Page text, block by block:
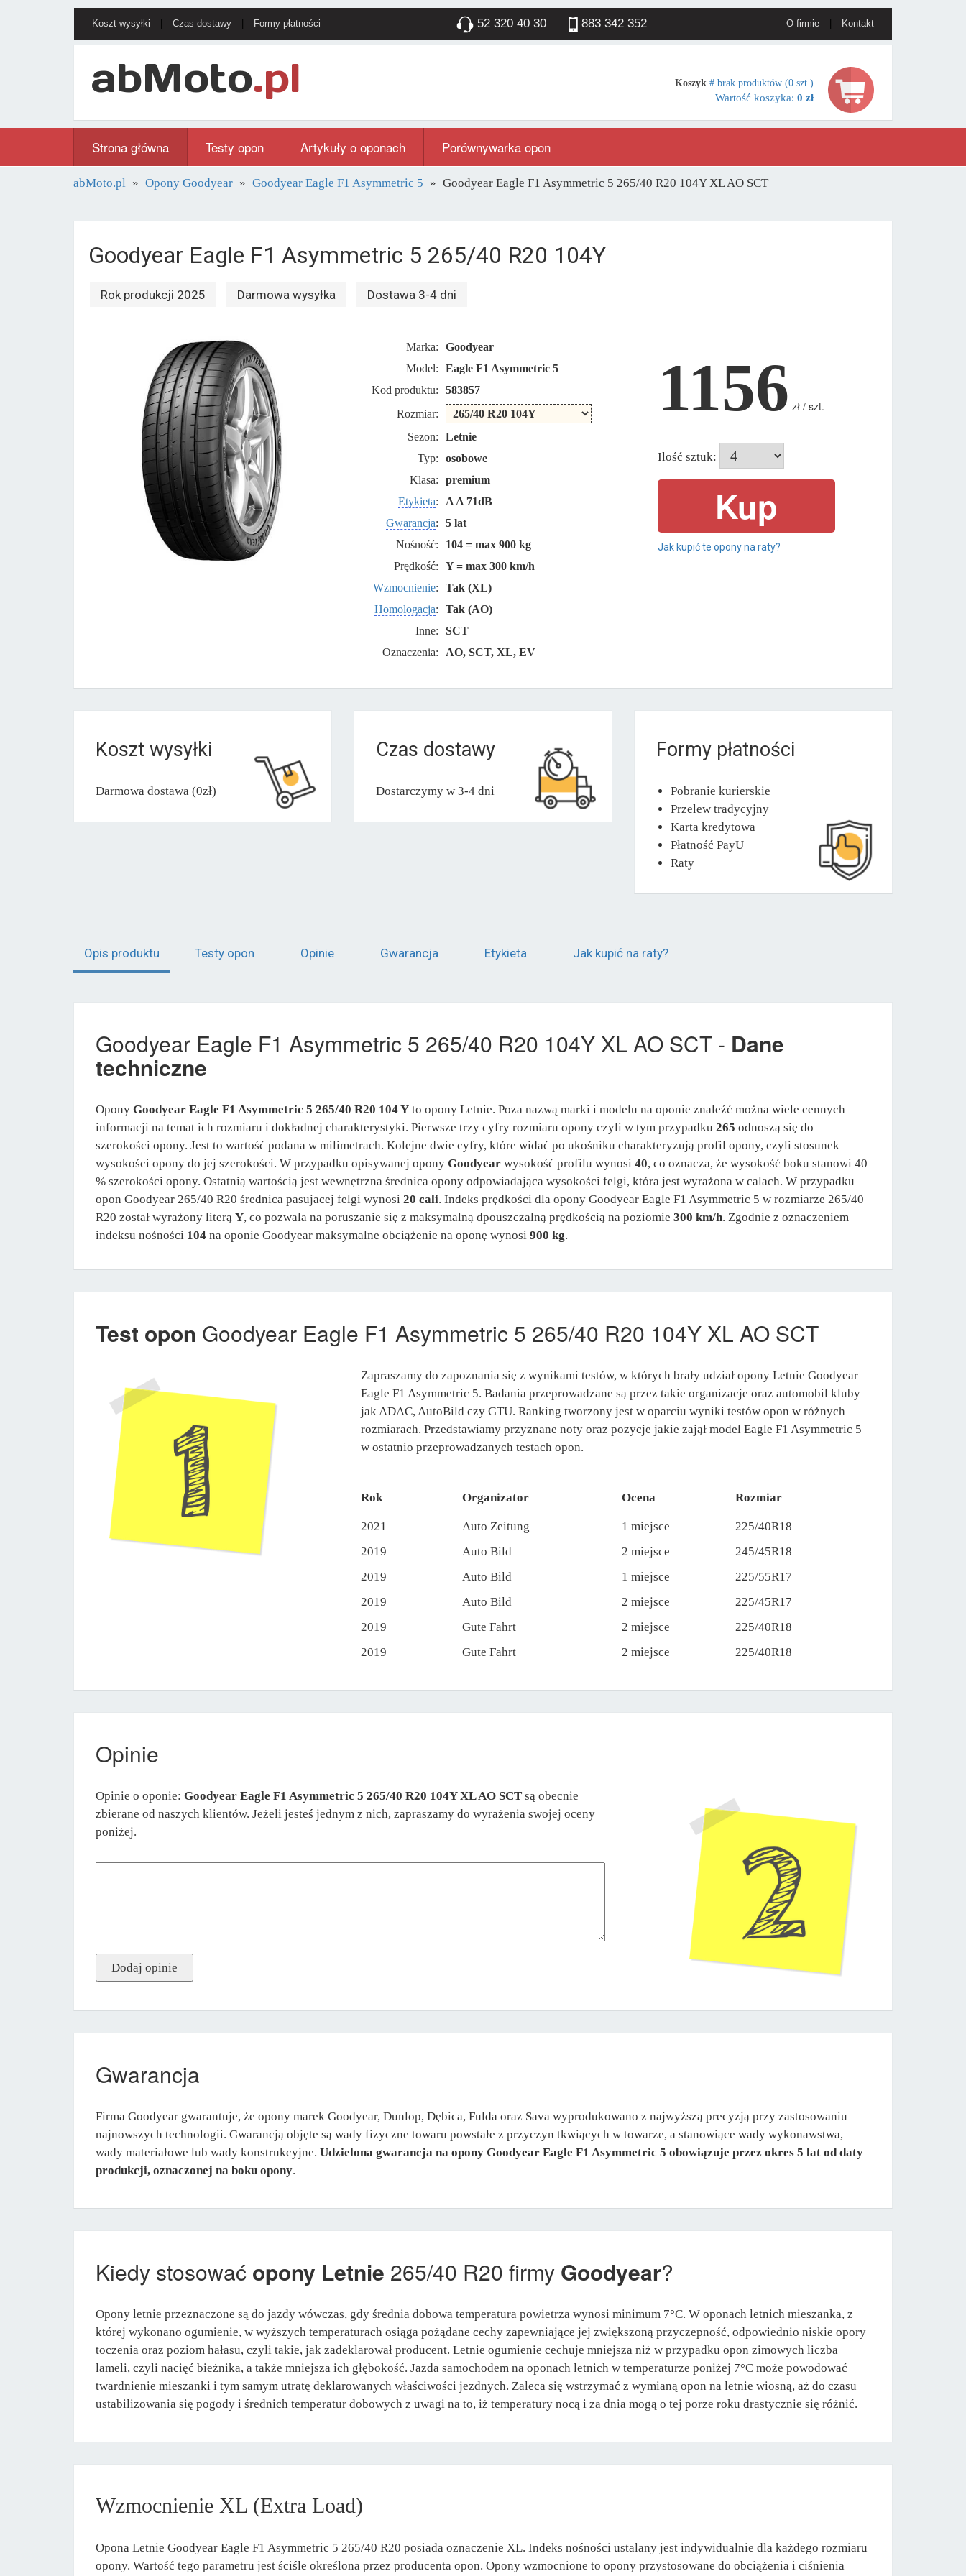
Koszt wysyłki Czas dostawy Formy płatności 52 320 40 30 883 342 352 O firmie Kontakt
Koszyk # brak produktów (0 szt.)
Wartość koszyka: 0 zł
Strona główna Testy opon Artykuły o oponach Porównywarka opon
abMoto.pl Opony Goodyear Goodyear Eagle F1 Asymmetric 5 Goodyear Eagle F1 Asymmetric 5 265/40 R20 104Y XL AO SCT
Goodyear Eagle F1 Asymmetric 5 265/40 R20 104Y
Rok produkcji 2025 Darmowa wysyłka Dostawa 3-4 dni
Marka:
Goodyear
Model:
Eagle F1 Asymmetric 5
Kod produktu:
583857
Rozmiar:
Sezon:
Letnie
Typ:
osobowe
Klasa:
premium
Etykieta:
A A 71dB
Gwarancja:
5 lat
Nośność:
104 = max 900 kg
Prędkość:
Y = max 300 km/h
Wzmocnienie:
Tak (XL)
Homologacja:
Tak (AO)
Inne:
SCT
Oznaczenia:
AO, SCT, XL, EV
1156 zł / szt.
Ilość sztuk:
Jak kupić te opony na raty?
Koszt wysyłki
Darmowa dostawa (0zł)
Czas dostawy
Dostarczymy w 3-4 dni
Formy płatności
Pobranie kurierskie
Przelew tradycyjny
Karta kredytowa
Płatność PayU
Raty
Opis produktu Testy opon Opinie Gwarancja Etykieta Jak kupić na raty?
Goodyear Eagle F1 Asymmetric 5 265/40 R20 104Y XL AO SCT - Dane
techniczne
Opony Goodyear Eagle F1 Asymmetric 5 265/40 R20 104 Y to opony Letnie. Poza nazwą marki i modelu na oponie znaleźć można wiele cennych
informacji na temat ich rozmiaru i dokładnej charakterystyki. Pierwsze trzy cyfry rozmiaru opony czyli w tym przypadku 265 odnoszą się do
szerokości opony. Jest to wartość podana w milimetrach. Kolejne dwie cyfry, które widać po ukośniku charakteryzują profil opony, czyli stosunek
wysokości opony do jej szerokości. W przypadku opisywanej opony Goodyear wysokość profilu wynosi 40, co oznacza, że wysokość boku stanowi 40
% szerokości opony. Ostatnią wartością jest wewnętrzna średnica opony odpowiadająca wysokości felgi, która jest wyrażona w calach. W przypadku
opon Goodyear 265/40 R20 średnica pasujacej felgi wynosi 20 cali. Indeks prędkości dla opony Goodyear Eagle F1 Asymmetric 5 w rozmiarze 265/40
R20 został wyrażony literą Y, co pozwala na poruszanie się z maksymalną dpouszczalną prędkością na poziomie 300 km/h. Zgodnie z oznaczeniem
indeksu nośności 104 na oponie Goodyear maksymalne obciążenie na oponę wynosi 900 kg.
Test opon Goodyear Eagle F1 Asymmetric 5 265/40 R20 104Y XL AO SCT
Zapraszamy do zapoznania się z wynikami testów, w których brały udział opony Letnie Goodyear
Eagle F1 Asymmetric 5. Badania przeprowadzane są przez takie organizacje oraz automobil kluby
jak ADAC, AutoBild czy GTU. Ranking tworzony jest w oparciu wyniki testów opon w różnych
rozmiarach. Przedstawiamy przyznane noty oraz pozycje jakie zajął model Eagle F1 Asymmetric 5
w ostatnio przeprowadzanych testach opon.
Rok Organizator Ocena Rozmiar
2021 Auto Zeitung 1 miejsce
225/40R18
2019
Auto Bild 2 miejsce
245/45R18
2019
Auto Bild 1 miejsce
225/55R17
2019
Auto Bild 2 miejsce
225/45R17
2019
Gute Fahrt 2 miejsce
225/40R18
2019
Gute Fahrt 2 miejsce 225/40R18
Opinie
Opinie o oponie: Goodyear Eagle F1 Asymmetric 5 265/40 R20 104Y XL AO SCT są obecnie
zbierane od naszych klientów. Jeżeli jesteś jednym z nich, zapraszamy do wyrażenia swojej oceny
poniżej.
Gwarancja
Firma Goodyear gwarantuje, że opony marek Goodyear, Dunlop, Dębica, Fulda oraz Sava wyprodukowano z najwyższą precyzją przy zastosowaniu
najnowszych technologii. Gwarancją objęte są wady fizyczne towaru powstałe z przyczyn tkwiących w towarze, a stanowiące wady wykonawstwa,
wady materiałowe lub wady konstrukcyjne. Udzielona gwarancja na opony Goodyear Eagle F1 Asymmetric 5 obowiązuje przez okres 5 lat od daty
produkcji, oznaczonej na boku opony.
Kiedy stosować opony Letnie 265/40 R20 firmy Goodyear?
Opony letnie przeznaczone są do jazdy wówczas, gdy średnia dobowa temperatura powietrza wynosi minimum 7°C. W oponach letnich mieszanka, z
której wykonano ogumienie, w wyższych temperaturach osiąga pożądane cechy zapewniające jej zwiększoną przyczepność, odpowiednio niskie opory
toczenia oraz poziom hałasu, czyli takie, jak zadeklarował producent. Letnie ogumienie cechuje mniejsza niż w przypadku opon zimowych liczba
lameli, czyli nacięć bieżnika, a także mniejsza ich głębokość. Jazda samochodem na oponach letnich w temperaturze poniżej 7°C może powodować
twardnienie mieszanki i tym samym utratę deklarowanych właściwości jezdnych. Zaleca się wstrzymać z wymianą opon na letnie wiosną, aż do czasu
ustabilizowania się pogody i średnich temperatur dobowych z uwagi na to, iż temperatury nocą i za dnia mogą o tej porze roku drastycznie się różnić.
Wzmocnienie XL (Extra Load)
Opona Letnie Goodyear Eagle F1 Asymmetric 5 265/40 R20 posiada oznaczenie XL. Indeks nośności ustalany jest indywidualnie dla każdego rozmiaru
opony. Wartość tego parametru jest ściśle określona przez producenta opon. Opony wzmocnione to opony przystosowane do obciążenia i ciśnienia